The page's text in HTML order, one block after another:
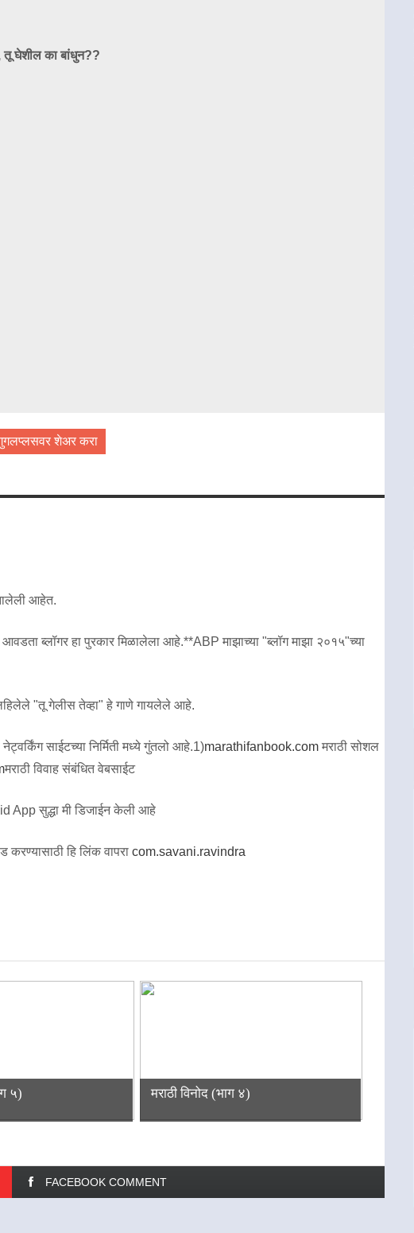
तू घेशील का बांधुन??
शेअर करा
आहेत.
ब्लॉगर हा पुरकार मिळालेला आहे.**ABP माझाच्या "ब्लॉग माझा २०१५"च्या
"तू गेलीस तेव्हा" हे गाणे गायलेले आहे.
साईटच्या निर्मिती मध्ये गुंतलो आहे.1)marathifanbook.com मराठी सोशल
मराठी विवाह संबंधित वेबसाईट
App सुद्धा मी डिजाईन केली आहे
हि लिंक वापरा com.savani.ravindra
५) मराठी विनोद (भाग ४)
FACEBOOK COMMENT